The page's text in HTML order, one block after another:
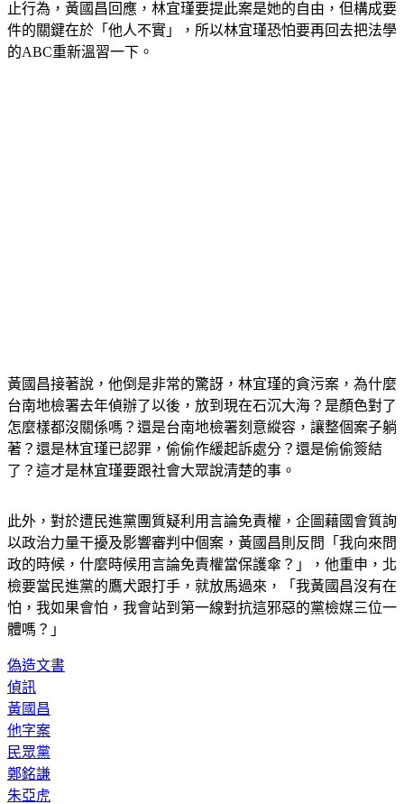
止行為，黃國昌回應，林宜瑾要提此案是她的自由，但構成要
件的關鍵在於「他人不實」，所以林宜瑾恐怕要再回去把法學
的ABC重新溫習一下。
黃國昌接著說，他倒是非常的驚訝，林宜瑾的貪污案，為什麼
台南地檢署去年偵辦了以後，放到現在石沉大海？是顏色對了
怎麼樣都沒關係嗎？還是台南地檢署刻意縱容，讓整個案子躺
著？還是林宜瑾已認罪，偷偷作緩起訴處分？還是偷偷簽結
了？這才是林宜瑾要跟社會大眾說清楚的事。
此外，對於遭民進黨團質疑利用言論免責權，企圖藉國會質詢
以政治力量干擾及影響審判中個案，黃國昌則反問「我向來問
政的時候，什麼時候用言論免責權當保護傘？」，他重申，北
檢要當民進黨的鷹犬跟打手，就放馬過來，「我黃國昌沒有在
怕，我如果會怕，我會站到第一線對抗這邪惡的黨檢媒三位一
體嗎？」
偽造文書
偵訊
黃國昌
他字案
民眾黨
鄭銘謙
朱亞虎